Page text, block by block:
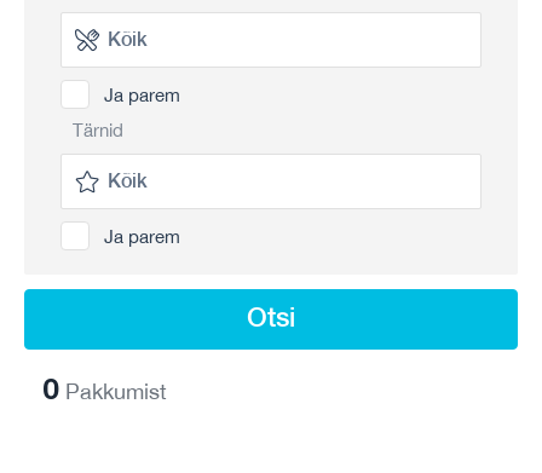
Ja parem
Tärnid
Ja parem
Otsi
0 Pakkumist